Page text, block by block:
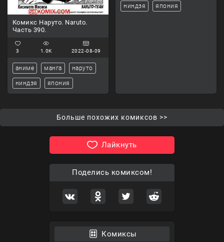
Комикс Наруто. Naruto.
Часть 390.
3 1.0K 2022-08-09
аниме манга наруто
ниндзя япония
ниндзя япония
Больше похожих комиксов >>
Лайкнуть
Поделись комиксом!
Комиксы